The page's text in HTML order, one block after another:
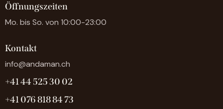
Öffnungszeiten
Mo. bis So. von 10:00-23:00
Kontakt
info@andaman.ch
+41 44 525 30 02
+41 076 818 84 73